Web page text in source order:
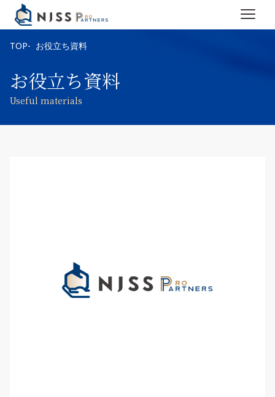
TOP お役立ち資料
お役立ち資料
Useful materials